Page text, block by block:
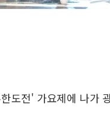
도전' 가요제에 나가